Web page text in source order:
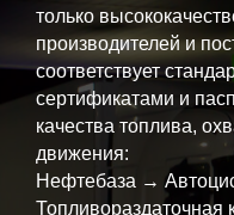
только
производителей и
соответствует
сертификатами и
качества топлива,
движения:
Нефтебаза →